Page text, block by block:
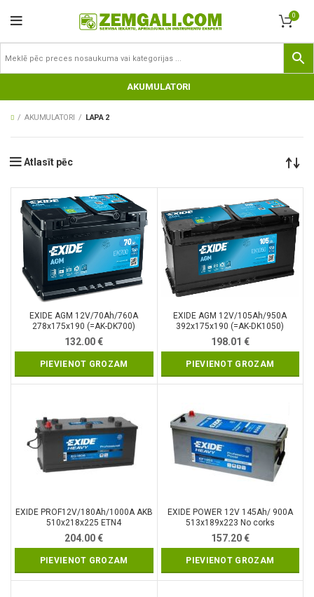
0
AKUMULATORI
AKUMULATORI LAPA 2
Atlasīt pēc
EXIDE AGM 12V/70Ah/760A
278x175x190 (=AK-DK700)
132.00€
PIEVIENOT GROZAM
EXIDE AGM 12V/105Ah/950A
392x175x190 (=AK-DK1050)
198.01 €
PIEVIENOT GROZAM
EXIDE PROF12V/180Ah/1000A AKB
510x218x225 ETN4
204.00€
PIEVIENOT GROZAM
EXIDE POWER 12V 145Ah/ 900A
513x189x223 No corks
157.20€
PIEVIENOT GROZAM